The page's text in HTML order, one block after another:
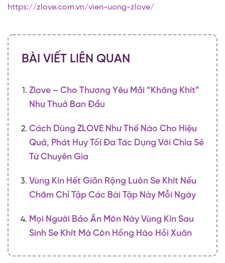
https://zlove.com.vn/vien-uong-zlove/
BÀI VIẾT LIÊN QUAN
Zlove – Cho Thương Yêu Mãi “khăng Khít”
Như Thuở Ban Đầu
Cách Dùng ZLOVE Như Thế Nào Cho Hiệu
Quả, Phát Huy Tối Đa Tác Dụng Với Chia Sẻ
Từ Chuyên Gia
Vùng Kín Hết Giãn Rộng Luôn Se Khít Nếu
Chăm Chỉ Tập Các Bài Tập Này Mỗi Ngày
Mọi Người Bảo Ăn Món Này Vùng Kín Sau
Sinh Se Khít Mà Còn Hồng Hào Hồi Xuân